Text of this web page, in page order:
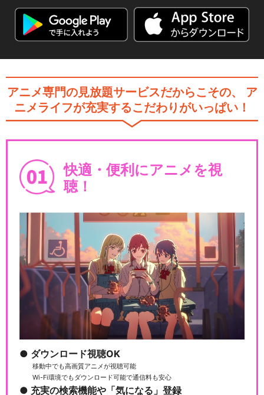
舞台「文豪ストレイドッグス
DEAD APPL…
舞台「文豪ストレイドッグス
太宰、中也、十五歳」
共喰い」
閉じる
アニメ専門の見放題サービスだからこその、
ア
ニメライフが充実するこだわりがいっぱい！
快適・便利にアニメを視
聴！
ダウンロード視聴OK
移動中でも高画質アニメが視聴可能
Wi-Fi環境でもダウンロード可能で通信料も安心
充実の検索機能や「気になる」登録